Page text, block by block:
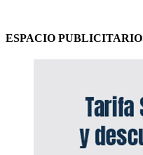
ESPACIO PUBLICITARIO